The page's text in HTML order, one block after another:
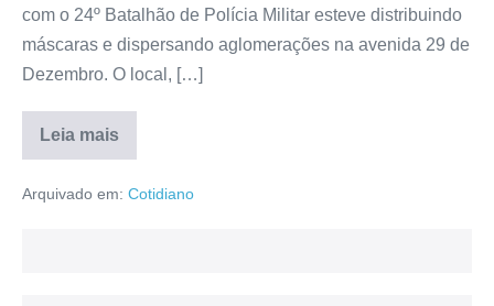
com o 24º Batalhão de Polícia Militar esteve distribuindo
máscaras e dispersando aglomerações na avenida 29 de
Dezembro. O local, […]
Leia mais
Arquivado em: Cotidiano